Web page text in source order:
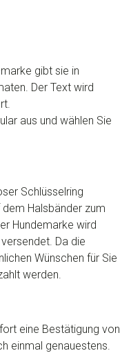
gibt sie in
Der Text wird
aus und wählen Sie
Schlüsselring
dem Halsbänderzum
Hundemarke wird
Da die
Wünschen für Sie
werden.
eine Bestätigung von
einmal genauestens.